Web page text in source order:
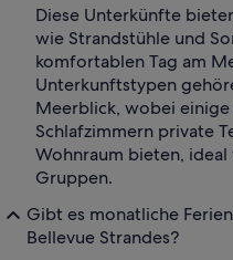
Diese Unterkünfte
wie Strandstühle und
komfortablen Tag am
Unterkunftstypen
Meerblick, wobei
Schlafzimmern private
Wohnraum bieten,
Gruppen.
Gibt es monatliche
Bellevue Strandes?